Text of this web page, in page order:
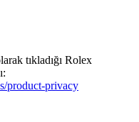
tıkladığı Rolex
product-privacy